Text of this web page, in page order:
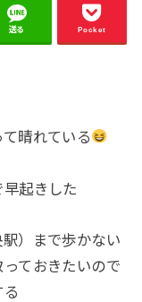
送る Pocket
晴れている
起きした
）まで歩かない
ておきたいので